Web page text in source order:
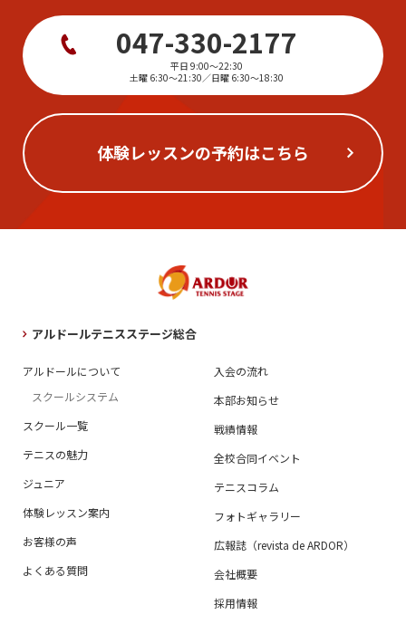
047-330-2177
平日 9:00～22:30
土曜 6:30～21:30／日曜 6:30～18:30
体験レッスンの予約はこちら
アルドールテニスステージ総合
アルドールについて
スクールシステム
スクール一覧
テニスの魅力
ジュニア
体験レッスン案内
お客様の声
よくある質問
入会の流れ
本部お知らせ
戦績情報
全校合同イベント
テニスコラム
フォトギャラリー
広報誌（revista de ARDOR）
会社概要
採用情報